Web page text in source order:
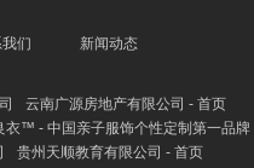
们 新闻动态
云南广源房地产有限公司 - 首页
衣™ - 中国亲子服饰个性定制第一品牌
贵州天顺教育有限公司 - 首页